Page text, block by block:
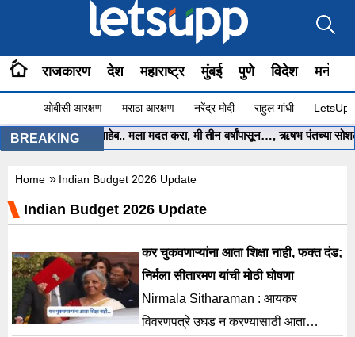
राजकारण देश महाराष्ट्र मुंबई पुणे विदेश
ओबीसी आरक्षण मराठा आरक्षण नरेंद्र मोदी राहुल गांधी
BREAKING
• मुख्यमंत्री साहेब.. मला मदत करा, मी तीन वर्षांपासून…, ऋषभ पंतच्या सोशल
Home » Indian Budget 2026 Update
Indian Budget 2026 Update
कर चुकवणाऱ्यांना आता शिक्षा नाही, फक्त दंड;
निर्मला सीतारमण यांची मोठी घोषणा
Nirmala Sitharaman : आयकर
विवरणपत्रे उघड न करण्यासाठी आता